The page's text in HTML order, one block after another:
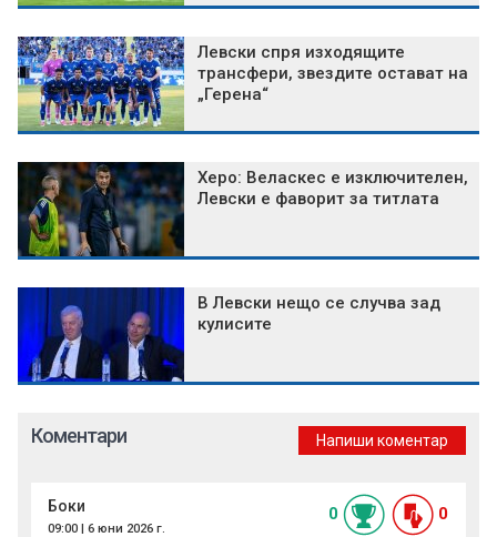
Левски спря изходящите
трансфери, звездите остават на
„Герена“
Херо: Веласкес е изключителен,
Левски е фаворит за титлата
В Левски нещо се случва зад
кулисите
Коментари Напиши коментар
Боки
09:00 | 6 юни 2026 г.
0 0